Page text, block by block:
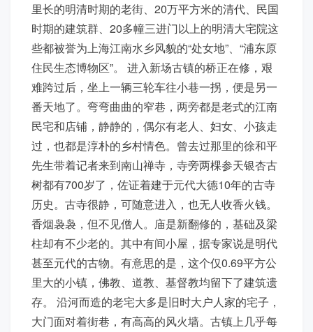
里长的明清时期的老街、20万平方米的清代、民国
时期的建筑群、20多幢三进门以上的明清大宅院这
些都被誉为上海江南水乡风貌的“处女地”、“浦东原
住民生态博物区”。 进入新场古镇的桥正在修，艰
难跨过后，坐上一辆三轮车往小巷一拐，便是另一
番天地了。弯弯曲曲的窄巷，两旁都是老式的江南
民宅和店铺，静静的，偶尔有老人、妇女、小孩走
过，也都是淳朴的乡村情色。曾去过那里的徐和平
先生带着记者来到南山禅寺，寺旁两棵参天银杏古
树都有700岁了，佐证着建于元代大德10年的古寺
历史。古寺很静，可随意进入，也无人收香火钱。
香烟袅袅，但不见僧人。庙是新翻修的，基础及梁
柱却有不少老的。其中有间小屋，据专家说是明代
甚至元代的古物。有意思的是，这个仅0.69平方公
里大的小镇，佛教、道教、基督教均留下了建筑遗
存。 沿河而造的老宅大多是旧时大户人家的宅子，
大门面对着街巷，有高高的风火墙。古镇上几乎每